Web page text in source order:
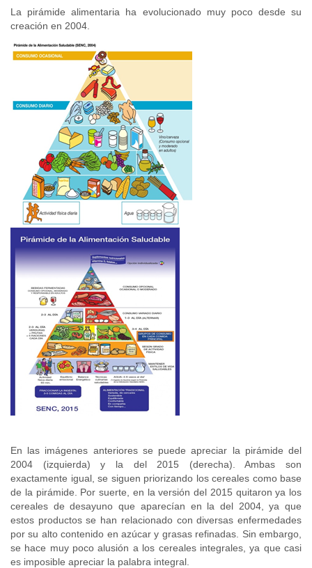
La pirámide alimentaria ha evolucionado muy poco desde su
creación en 2004.
En las imágenes anteriores se puede apreciar la pirámide del
2004 (izquierda) y la del 2015 (derecha). Ambas son
exactamente igual, se siguen priorizando los cereales como base
de la pirámide. Por suerte, en la versión del 2015 quitaron ya los
cereales de desayuno que aparecían en la del 2004, ya que
estos productos se han relacionado con diversas enfermedades
por su alto contenido en azúcar y grasas refinadas. Sin embargo,
se hace muy poco alusión a los cereales integrales, ya que casi
es imposible apreciar la palabra integral.